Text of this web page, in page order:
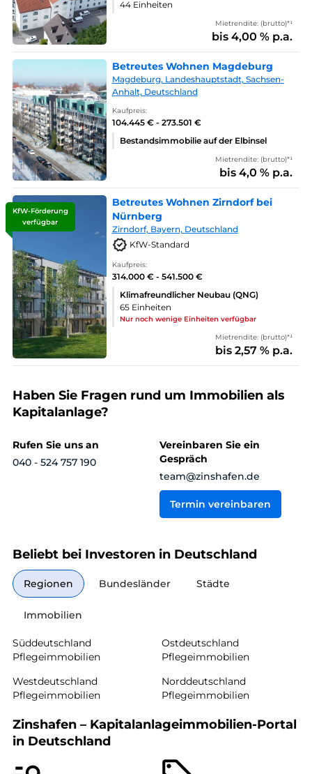
44 Einheiten
Mietrendite: (brutto)*¹
bis 4,00 % p.a.
Betreutes Wohnen Magdeburg
Magdeburg, Landeshauptstadt, Sachsen-
Anhalt, Deutschland
Kaufpreis:
104.445 € - 273.501 €
Bestandsimmobilie auf der Elbinsel
Mietrendite: (brutto)*¹
bis 4,0 % p.a.
KfW-Förderung
verfügbar
Betreutes Wohnen Zirndorf bei
Nürnberg
Zirndorf, Bayern, Deutschland
KfW-Standard
Kaufpreis:
314.000 € - 541.500 €
Klimafreundlicher Neubau (QNG)
65 Einheiten
Nur noch wenige Einheiten verfügbar
Mietrendite: (brutto)*¹
bis 2,57 % p.a.
Haben Sie Fragen rund um Immobilien als
Kapitalanlage?
Rufen Sie uns an
040 - 524 757 190
Vereinbaren Sie ein
Gespräch
team@zinshafen.de
Termin vereinbaren
Beliebt bei Investoren in Deutschland
Regionen Bundesländer Städte
Immobilien
Süddeutschland
Pflegeimmobilien
Ostdeutschland
Pflegeimmobilien
Westdeutschland
Pflegeimmobilien
Norddeutschland
Pflegeimmobilien
Zinshafen – Kapitalanlageimmobilien-Portal
in Deutschland